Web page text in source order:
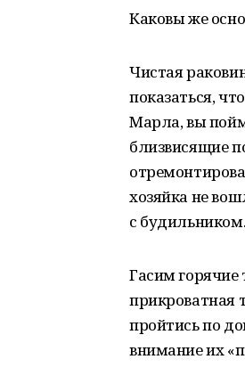
Каковы же
Чистая
показаться,
Марла, вы
близвисящие
хозяйка не
с будильником.
Гасим горячие
прикроватная
пройтись по
внимание их